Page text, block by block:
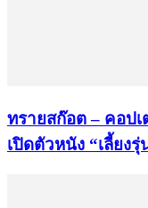
ทรายสก๊อต – คอป
เปิดตัวหนัง “เลี้ยงรุ่